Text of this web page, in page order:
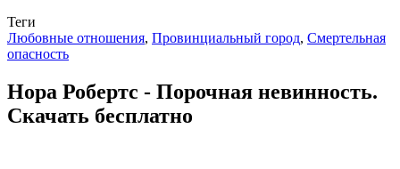
Теги
Любовные отношения, Провинциальный город, Смертельная
опасность
Нора Робертс - Порочная невинность.
Скачать бесплатно